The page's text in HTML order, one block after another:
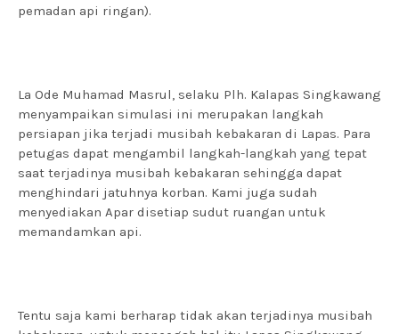
pemadan api ringan).
La Ode Muhamad Masrul, selaku Plh. Kalapas Singkawang
menyampaikan simulasi ini merupakan langkah
persiapan jika terjadi musibah kebakaran di Lapas. Para
petugas dapat mengambil langkah-langkah yang tepat
saat terjadinya musibah kebakaran sehingga dapat
menghindari jatuhnya korban. Kami juga sudah
menyediakan Apar disetiap sudut ruangan untuk
memandamkan api.
Tentu saja kami berharap tidak akan terjadinya musibah